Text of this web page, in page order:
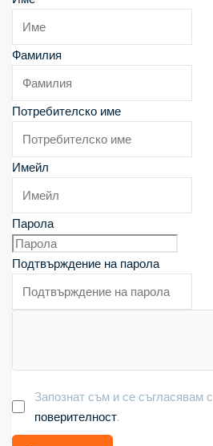
Фамилия
Потребителско име
Имейл
Парола
Подтвърждение на парола
Запознат съм и се съгласявам с
поверителност.
поверителност.